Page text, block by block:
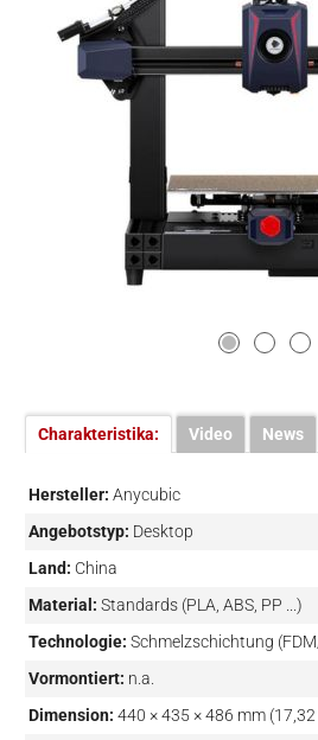
Charakteristika: Video News
Hersteller: Anycubic
Angebotstyp: Desktop
Land: China
Material: Standards (PLA, ABS, PP ...)
Technologie: Schmelzschichtung
Vormontiert: n.a.
Dimension: 440 × 435 × 486 mm